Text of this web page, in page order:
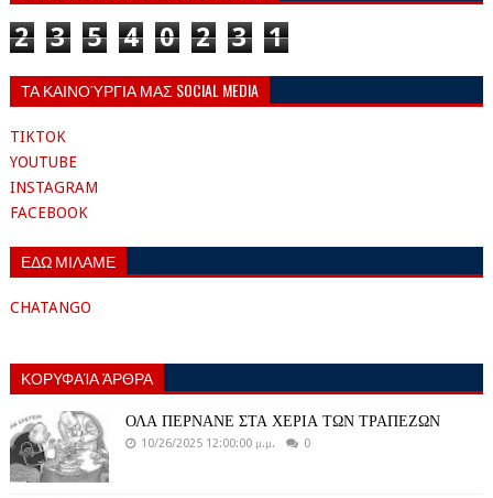
2 3 5 4 0 2 3 1
ΤΑ ΚΑΙΝΟΎΡΓΙΑ ΜΑΣ SOCIAL MEDIA
TIKTOK
YOUTUBE
INSTAGRAM
FACEBOOK
ΕΔΩ ΜΙΛΑΜΕ
CHATANGO
ΚΟΡΥΦΑΊΑ ΆΡΘΡΑ
ΟΛΑ ΠΕΡΝΑΝΕ ΣΤΑ ΧΕΡΙΑ ΤΩΝ ΤΡΑΠΕΖΩΝ
10/26/2025 12:00:00 μ.μ. 0